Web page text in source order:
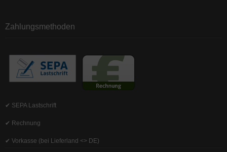
Zahlungsmethoden
✔ SEPA Lastschrift
✔ Rechnung
✔ Vorkasse (bei Lieferland <> DE)